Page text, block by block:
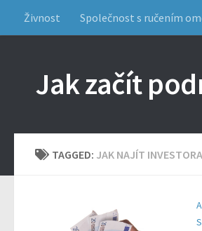
Živnost Společnost s ručením
Jak začít
TAGGED: JAK NAJÍT